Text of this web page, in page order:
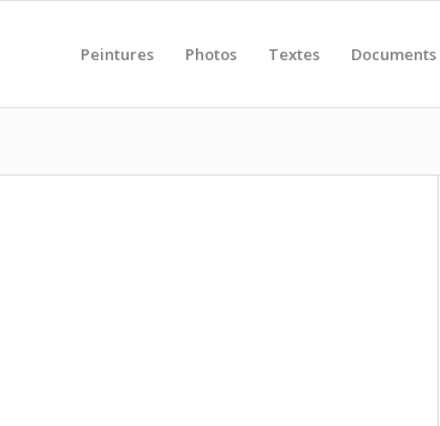
Peintures Photos Textes Documents